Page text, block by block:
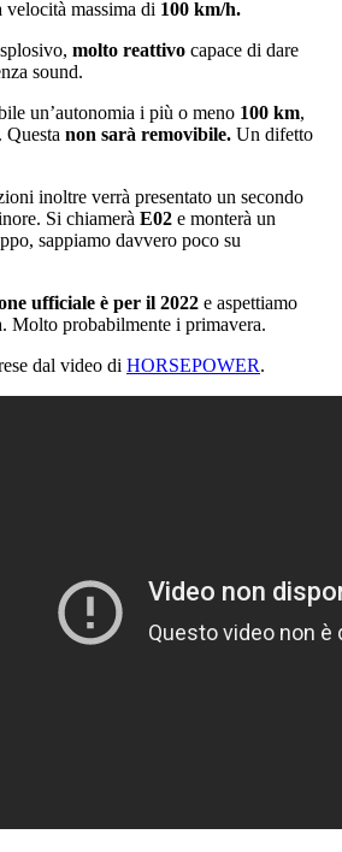
massima di 100 km/h.
molto reattivo capace di dare
sound.
un’autonomia i più o meno 100 km,
Questa non sarà removibile. Un difetto
inoltre verrà presentato un secondo
Si chiamerà E02 e monterà un
sappiamo davvero poco su
ufficiale è per il 2022 e aspettiamo
Molto probabilmente i primavera.
dal video di HORSEPOWER.